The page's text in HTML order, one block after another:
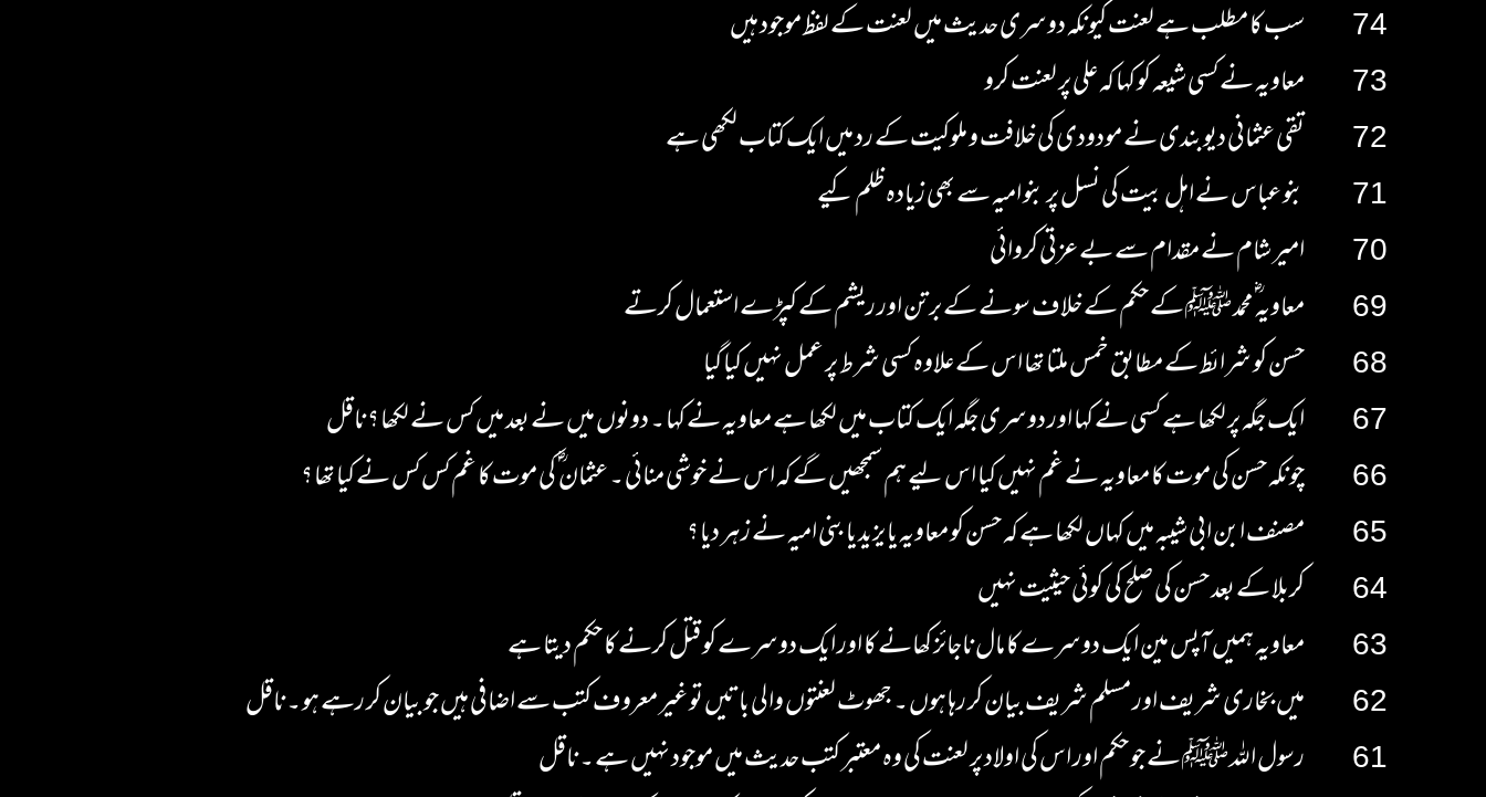
74
سب کا مطلب ہے لعنت کیونکہ دوسری حدیث میں لعنت کے لفظ موجود ہیں
73
معاویہ نے کسی شیعہ کو کہا کہ علی پر لعنت کرو
72
تقی عثمانی دیوبندی نے مودودی کی خلافت و ملوکیت کے رد میں ایک کتاب لکھی ہے
71
بنو عباس نے اہل بیت کی نسل پر بنو امیہ سے بھی زیادہ ظلم کیے
70
امیر شام نے مقدام سے بے عزتی کروائی
69
معاویہ ؓ محمد ﷺ کے حکم کے خلاف سونے کے برتن اور ریشم کے کپڑے استعمال کرتے
68
حسن کو شرائط کے مطابق خمس ملتا تھا اس کے علاوہ کسی شرط پر عمل نہیں کیا گیا
67
ایک جگہ پر لکھا ہے کسی نے کہا اور دوسری جگہ ایک کتاب میں لکھا ہے معاویہ نے کہا ۔ دونوں میں نے بعد میں کس نے لکھا ؟ ناقل
66
چونکہ حسن کی موت کا معاویہ نے غم نہیں کیا اس لیے ہم سمجھیں گے کہ اس نے خوشی منائی ۔ عثمان ؓ کی موت کا غم کس کس نے کیا تھا ؟
65
مصنف ابن ابی شیبہ میں کہاں لکھا ہے کہ حسن کو معاویہ یا یزید یا بنی امیہ نے زہر دیا ؟
64
کربلا کے بعد حسن کی صلح کی کوئی حیثیت نہیں
63
معاویہ ہمیں آپس مین ایک دوسرے کا مال ناجائز کھانے کا اور ایک دوسرے کو قتل کرنے کا حکم دیتا ہے
62
میں بخاری شریف اور مسلم شریف بیان کر رہا ہوں ۔ جھوٹ لعنتوں والی باتیں تو غیر معروف کتب سے اضافی ہیں جو بیان کر رہے ہو ۔ ناقل
61
رسول اللہ ﷺ نے جو حکم اور اس کی اولاد پر لعنت کی وہ معتبر کتب حدیث میں موجود نہیں ہے ۔ ناقل